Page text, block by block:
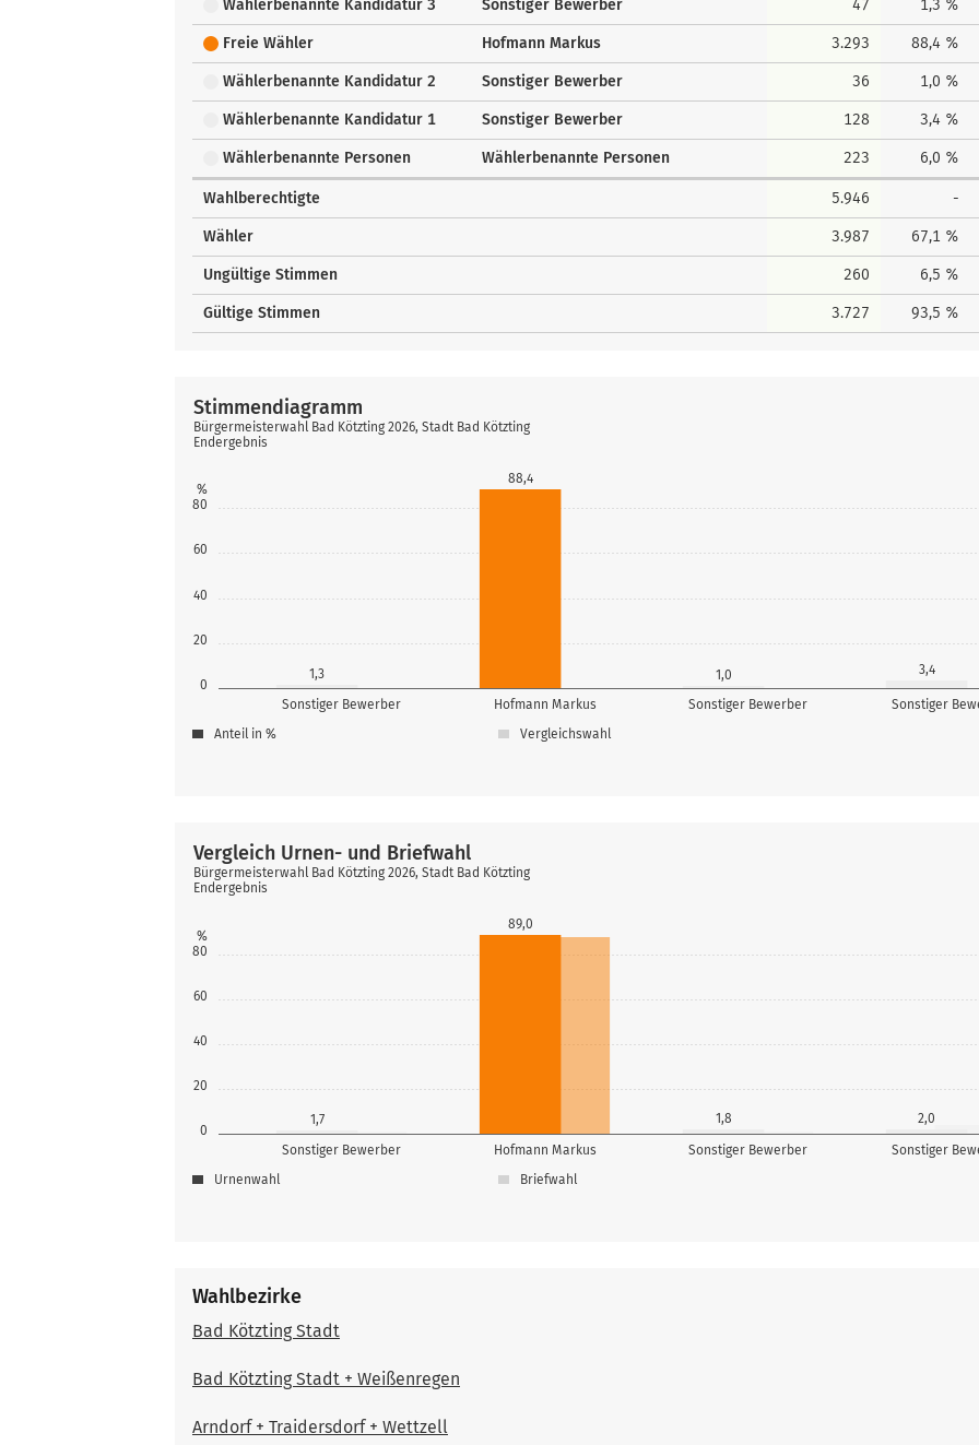
Wählerbenannte Kandidatur 3 Sonstiger Bewerber 47 1,3 %
Freie Wähler Hofmann Markus 3.293 88,4 %
Wählerbenannte Kandidatur 2 Sonstiger Bewerber 36 1,0 %
Wählerbenannte Kandidatur 1 Sonstiger Bewerber 128 3,4 %
Wählerbenannte Personen Wählerbenannte Personen 223 6,0 %
Wahlberechtigte 5.946 -
Wähler 3.987 67,1 %
Ungültige Stimmen 260 6,5 %
Gültige Stimmen 3.727 93,5 %
0
20
40
60
80
%
Sonstiger Bewerber Hofmann Markus Sonstiger Bewerber Sonstiger
1,3
88,4
1,0 3,4
Stimmendiagramm
Bürgermeisterwahl Bad Kötzting 2026, Stadt Bad Kötzting
Endergebnis
Anteil in % Vergleichswahl
0
20
40
60
80
%
Sonstiger Bewerber Hofmann Markus Sonstiger Bewerber Sonstiger
1,7
89,0
1,8 2,0
Vergleich Urnen- und Briefwahl
Bürgermeisterwahl Bad Kötzting 2026, Stadt Bad Kötzting
Endergebnis
Urnenwahl Briefwahl
Wahlbezirke
Bad Kötzting Stadt
Bad Kötzting Stadt + Weißenregen
Arndorf + Traidersdorf + Wettzell